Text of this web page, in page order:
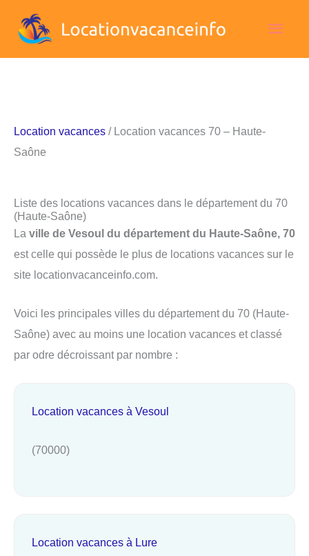
Location vacances / Location vacances 70 – Haute-
Saône
Liste des locations vacances dans le département du 70
(Haute-Saône)
La ville de Vesoul du département du Haute-Saône, 70
est celle qui possède le plus de locations vacances sur le
site locationvacanceinfo.com.
Voici les principales villes du département du 70 (Haute-
Saône) avec au moins une location vacances et classé
par odre décroissant par nombre :
Location vacances à Vesoul
(70000)
Location vacances à Lure